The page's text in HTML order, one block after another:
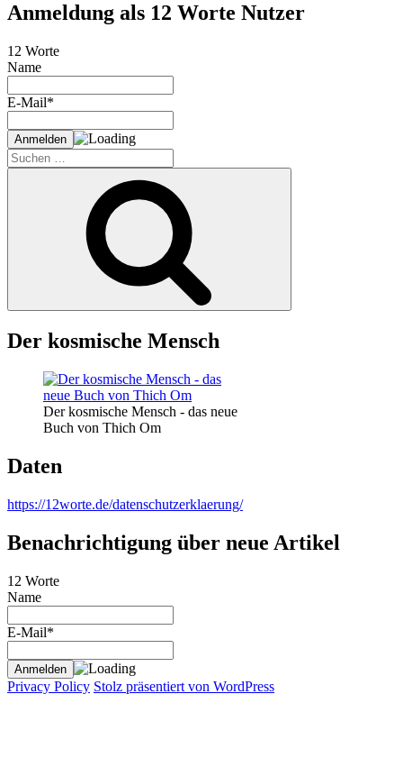
Anmeldung als 12 Worte Nutzer
12 Worte
Name
E-Mail*
Suche
nach:
Der kosmische Mensch
Der kosmische Mensch - das neue
Buch von Thich Om
Daten
https://12worte.de/datenschutzerklaerung/
Benachrichtigung über neue Artikel
12 Worte
Name
E-Mail*
Privacy Policy Stolz präsentiert von WordPress